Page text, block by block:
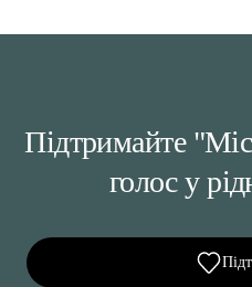
Підтримайте
голос у